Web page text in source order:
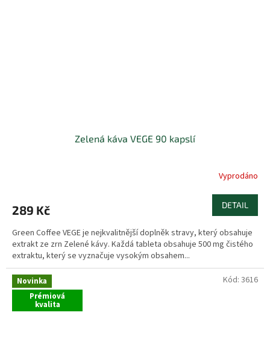
Zelená káva VEGE 90 kapslí
Vyprodáno
289 Kč DETAIL
Green Coffee VEGE je nejkvalitnější doplněk stravy, který obsahuje
extrakt ze zrn Zelené kávy. Každá tableta obsahuje 500 mg čistého
extraktu, který se vyznačuje vysokým obsahem...
Novinka
Prémiová
kvalita
Kód: 3616